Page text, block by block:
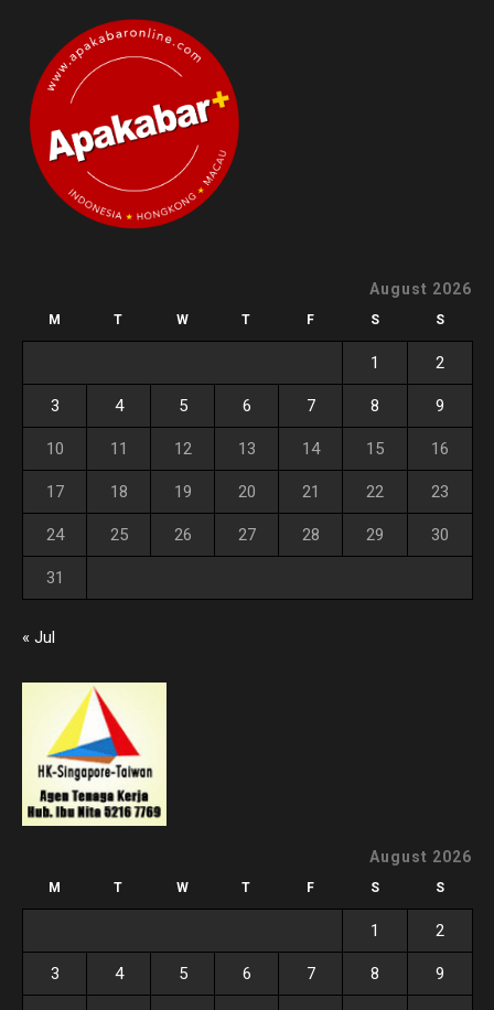
August 2026
M T W T F S S
1 2
3 4 5 6 7 8 9
10 11 12 13 14 15 16
17 18 19 20 21 22 23
24 25 26 27 28 29 30
31
« Jul
August 2026
M T W T F S S
1 2
3 4 5 6 7 8 9